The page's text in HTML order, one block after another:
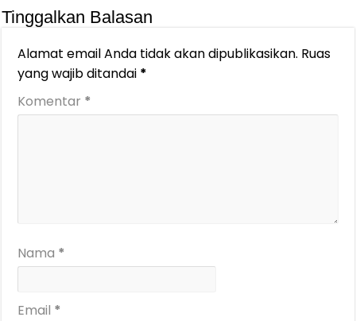
Tinggalkan Balasan
Alamat email Anda tidak akan dipublikasikan. Ruas
yang wajib ditandai *
Komentar *
Nama *
Email *